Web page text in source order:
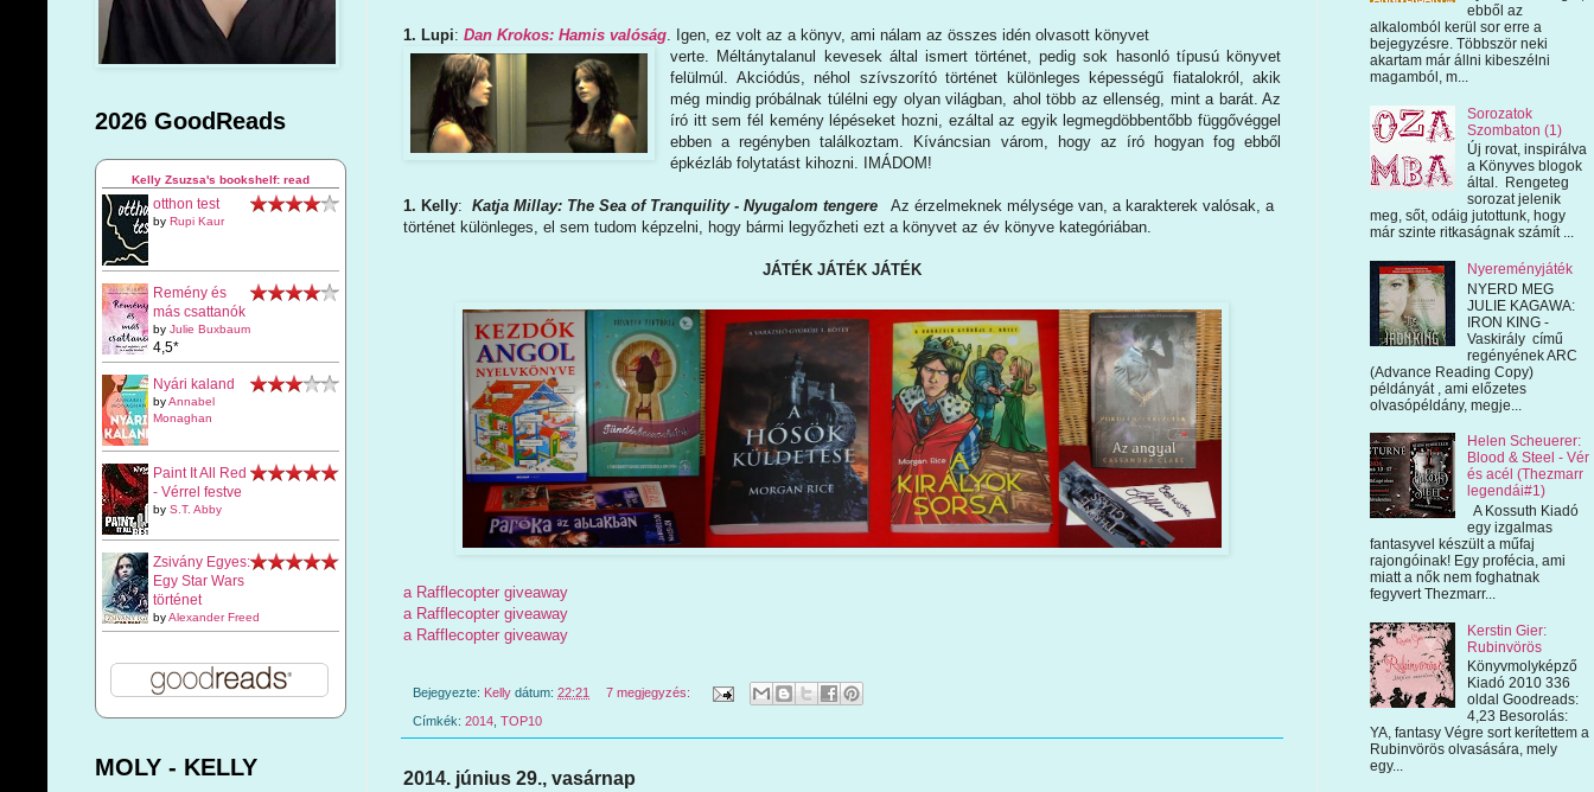
1. Lupi: Dan Krokos: Hamis valóság . Igen, ez volt az a könyv, ami nálam az összes idén olvasott könyvet
verte. Méltánytalanul kevesek által ismert történet, pedig sok hasonló típusú könyvet
felülmúl. Akciódús, néhol szívszorító történet különleges képességű fiatalokról, akik
még mindig próbálnak túlélni egy olyan világban, ahol több az ellenség, mint a barát. Az
író itt sem fél kemény lépéseket hozni, ezáltal az egyik legmegdöbbentőbb függővéggel
ebben a regényben találkoztam. Kíváncsian várom, hogy az író hogyan fog ebből
épkézláb folytatást kihozni. IMÁDOM!
1. Kelly: Katja Millay: The Sea of Tranquility - Nyugalom tengere Az érzelmeknek mélysége van, a karakterek valósak, a
történet különleges, el sem tudom képzelni, hogy bármi legyőzheti ezt a könyvet az év könyve kategóriában.
JÁTÉK JÁTÉK JÁTÉK
a Rafflecopter giveaway
a Rafflecopter giveaway
a Rafflecopter giveaway
Bejegyezte: Kelly dátum: 22:21 7 megjegyzés:
Címkék: 2014 TOP10
2014. június 29., vasárnap
2026 GoodReads
Kelly Zsuzsa's bookshelf: read
otthon test
by Rupi Kaur
Remény és
más csattanók
by Julie Buxbaum
4,5*
Nyári kaland
byAnnabel
Monaghan
Paint It All Red
- Vérrel festve
by S.T. Abby
Zsivány Egyes:
Egy Star Wars
történet
byAlexander Freed
MOLY - KELLY
ebből az
alkalomból kerül sor erre a
bejegyzésre. Többször neki
akartam már állni kibeszélni
magamból, m...
Sorozatok
Szombaton (1)
Új rovat, inspirálva
a Könyves blogok
által. Rengeteg
sorozat jelenik
meg, sőt, odáig jutottunk, hogy
már szinte ritkaságnak számít ...
Nyereményjáték
NYERD MEG
JULIE KAGAWA:
IRON KING -
Vaskirály című
regényének ARC
(Advance Reading Copy)
példányát , ami előzetes
olvasópéldány, megje...
Helen Scheuerer:
Blood & Steel - Vér
és acél (Thezmarr
legendái#1)
A Kossuth Kiadó
egy izgalmas
fantasyvel készült a műfaj
rajongóinak! Egy profécia, ami
miatt a nők nem foghatnak
fegyvert Thezmarr...
Kerstin Gier:
Rubinvörös
Könyvmolyképző
Kiadó 2010 336
oldal Goodreads:
4,23 Besorolás:
YA, fantasy Végre sort kerítettem a
Rubinvörös olvasására, mely
egy...